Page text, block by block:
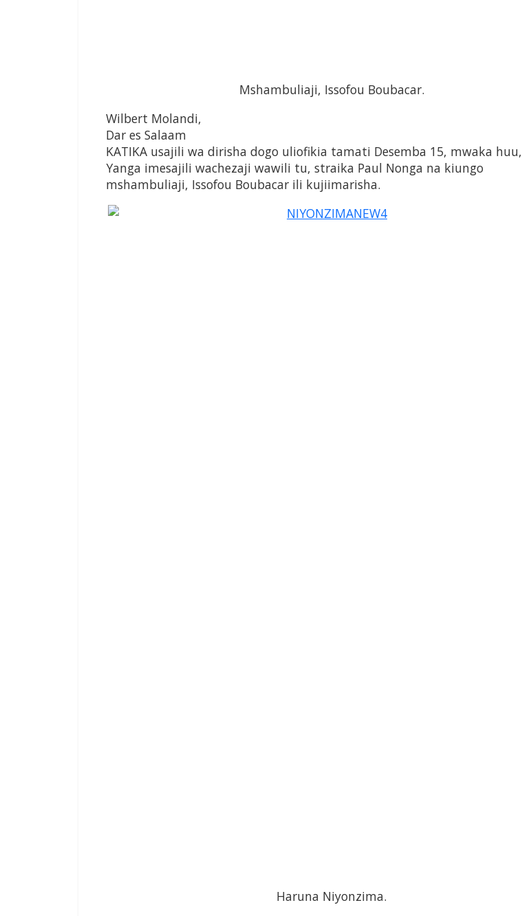
Mshambuliaji, Issofou Boubacar.
Wilbert Molandi,
Dar es Salaam
KATIKA usajili wa dirisha dogo uliofikia tamati Desemba 15, mwaka huu,
Yanga imesajili wachezaji wawili tu, straika Paul Nonga na kiungo
mshambuliaji, Issofou Boubacar ili kujiimarisha.
Haruna Niyonzima.